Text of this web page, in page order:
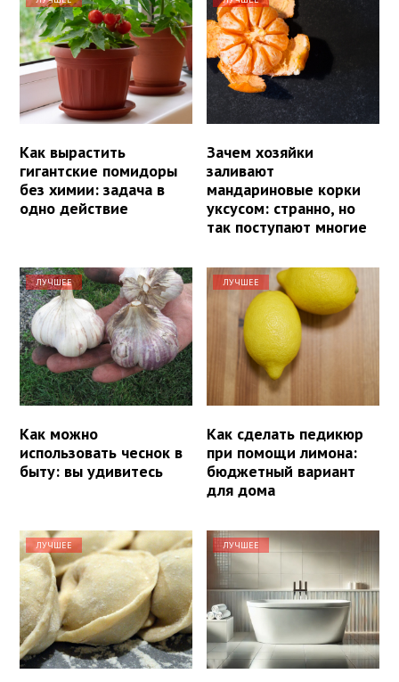
Как вырастить
гигантские помидоры
без химии: задача в
одно действие
Зачем хозяйки
заливают
мандариновые корки
уксусом: странно, но
так поступают многие
ЛУЧШЕЕ
Как можно
использовать чеснок в
быту: вы удивитесь
ЛУЧШЕЕ
Как сделать педикюр
при помощи лимона:
бюджетный вариант
для дома
ЛУЧШЕЕ ЛУЧШЕЕ